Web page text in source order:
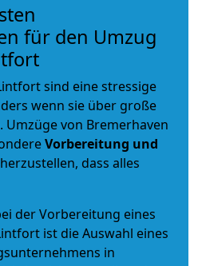
für den Umzug
sind eine stressige
wenn sie über große
von Bremerhaven
Vorbereitung und
dass alles
der Vorbereitung eines
ist die Auswahl eines
in